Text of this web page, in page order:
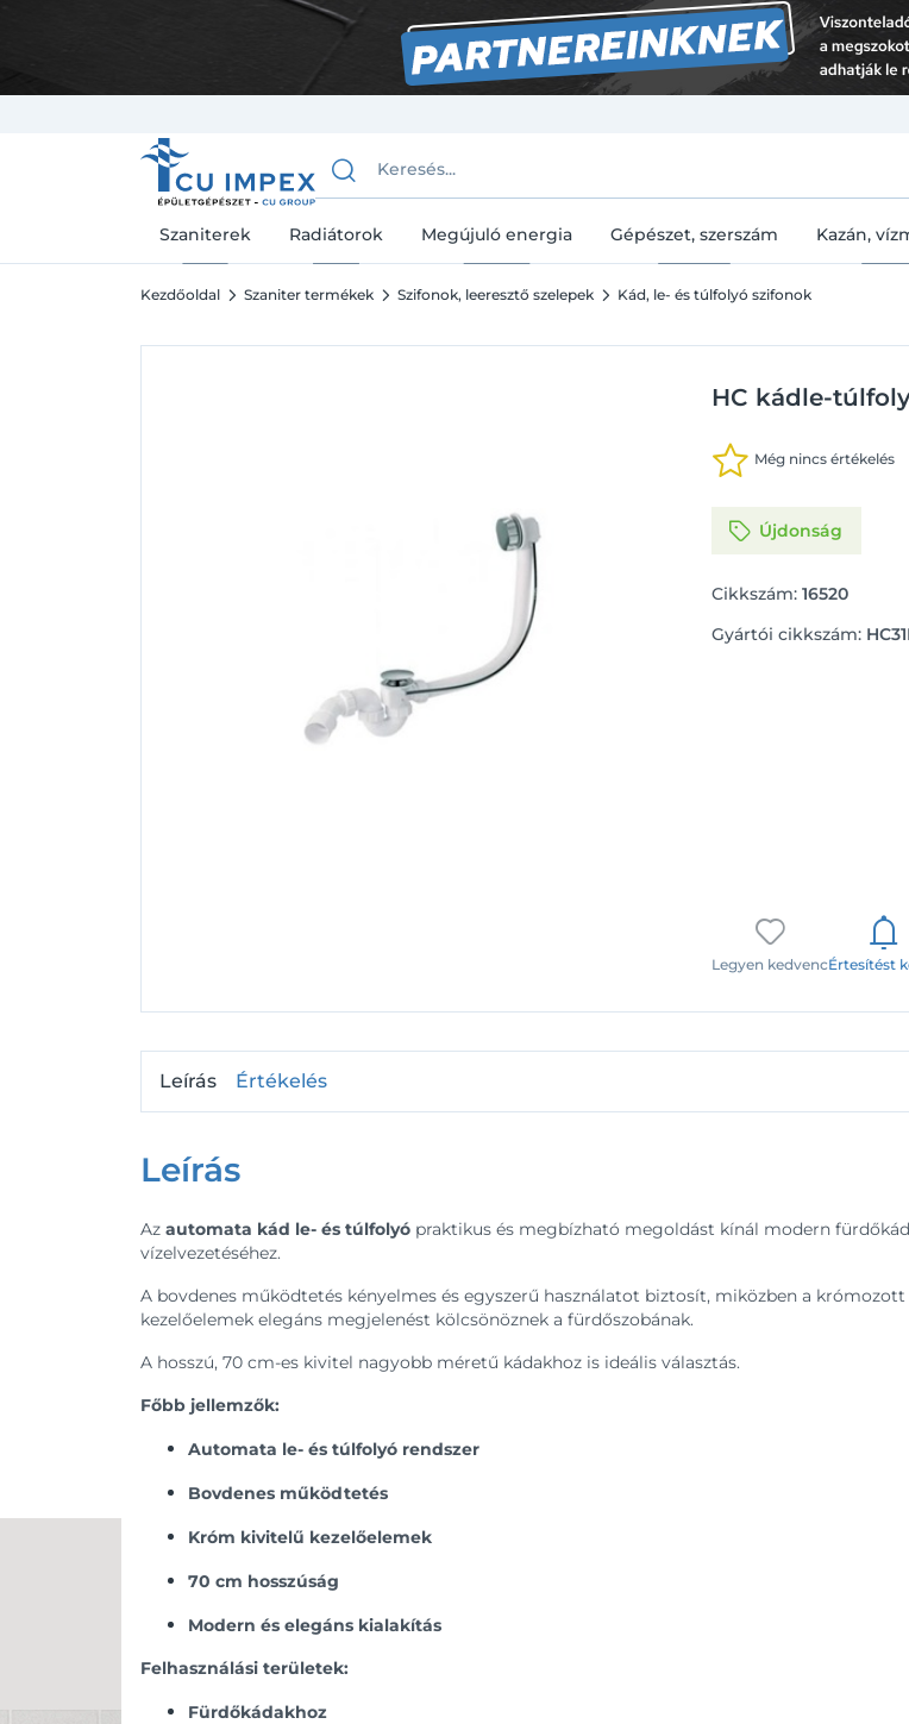
Szaniterek Radiátorok Megújuló energia Gépészet, szerszám Kazán,
Kezdőoldal Szaniter termékek Szifonok, leeresztő szelepek Kád, le- és túlfolyó szifonok
HC kádle-
Még nincs értékelés
Újdonság
Cikkszám: 16520
Gyártói cikkszám:
Legyen kedvencÉrtesítést
Leírás Értékelés
Leírás
Az automata kád le- és túlfolyó praktikus és megbízható megoldást kínál modern
vízelvezetéséhez.
A bovdenes működtetés kényelmes és egyszerű használatot biztosít, miközben a krómozott
kezelőelemek elegáns megjelenést kölcsönöznek a fürdőszobának.
A hosszú, 70 cm-es kivitel nagyobb méretű kádakhoz is ideális választás.
Főbb jellemzők:
Automata le- és túlfolyó rendszer
Bovdenes működtetés
Króm kivitelű kezelőelemek
70 cm hosszúság
Modern és elegáns kialakítás
Felhasználási területek:
Fürdőkádakhoz